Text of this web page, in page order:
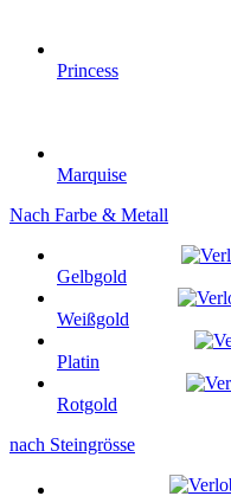
Princess
Marquise
Nach Farbe & Metall
Gelbgold
Weißgold
Platin
Rotgold
nach Steingrösse